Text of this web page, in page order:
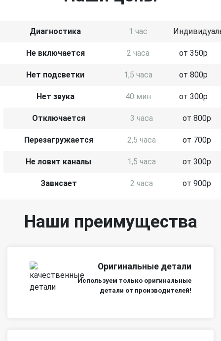
Диагностика 1 час
Не включается 2 часа от 350р
Нет подсветки 1,5 часа от 800р
Нет звука 40 мин от 300р
Отключается 3 часа от 800р
Перезагружается 2,5 часа от 700р
Не ловит каналы 1,5 часа от 300р
Зависает 2 часа от 900р
Наши преимущества
Оригинальные детали
Используем только оригинальные
детали от производителей!